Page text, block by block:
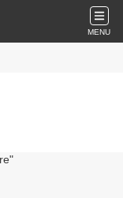
MENU